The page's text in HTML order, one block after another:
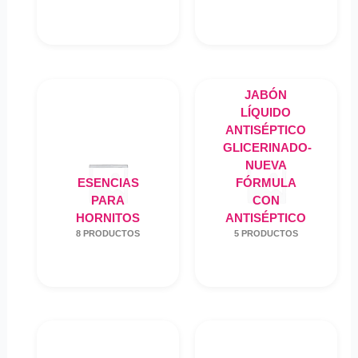
ESENCIAS
PARA
HORNITOS
8 PRODUCTOS
JABÓN
LÍQUIDO
ANTISÉPTICO
GLICERINADO-
NUEVA
FÓRMULA
CON
ANTISÉPTICO
5 PRODUCTOS